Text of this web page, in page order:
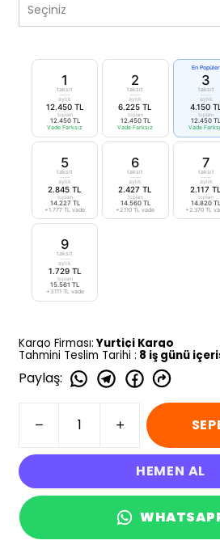
Seçiniz
1
taksit
aylık
12.450 TL
toplam
12.450 TL
Vade Farksız
2
taksit
aylık
6.225 TL
toplam
12.450 TL
Vade Farksız
En Popüler
3
taksit
aylık
4.150 TL
toplam
12.450 TL
Vade
5
taksit
aylık
2.845 TL
toplam
14.227 TL
+1.777 TL vade
6
taksit
aylık
2.427 TL
toplam
14.560 TL
+2.110 TL vade
7
taksit
aylık
2.117 TL
toplam
14.820 TL
+2.370 TL
9
taksit
aylık
1.729 TL
toplam
15.561 TL
+3.111 TL vade
Kargo Firması: Yurtiçi Kargo
Tahmini Teslim Tarihi : 8 iş günü
Paylaş:
HEMEN AL